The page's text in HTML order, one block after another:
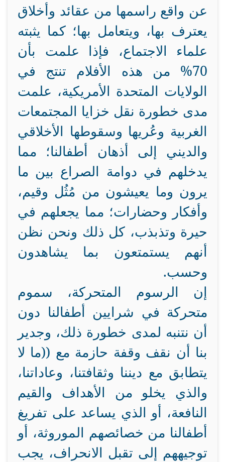
عن واقع راسمها من عقائد وأخلاق
يعترف بها، ويتعامل بها؛ كما يثبته
علماء الاجتماع، فإذا علمت بأن
70% من هذه الأفلام تنتج في
الولايات المتحدة الأمريكية، علمت
مدى خطورة نقل خزايا المجتمعات
الغربية وعُريها وسقوطها الأخلاقي
والديني إلى أذهان أطفالنا؛ مما
يدخلهم في دوامة الصراع بين ما
يرون وما يعيشون من مُثُل وقيم،
وأفكار وحضارات؛ مما يجعلهم في
حيرة وتذبذب، كل ذلك ونحن نظن
أنهم يستمتعون بما يشاهدون
وحسب.
إن الرسوم المتحركة، سموم
متحركة في شرايين أطفالنا دون
أن نتنبه لمدى خطورة ذلك، وجدير
بنا أن نقف وقفة حازمة مع ((ما لا
يتطابق مع ديننا وثقافتنا، وعاداتنا،
والذي يخلو من الأهداف والقيم
النافعة، أو الذي يساعد على تفريغ
أطفالنا من خصائصهم الموروثة، أو
توجيههم إلى تقبل الانحراف، يجب